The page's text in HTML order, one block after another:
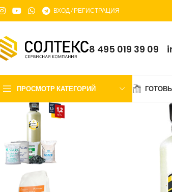
ВХОД / РЕГИСТРАЦИЯ
8 495 019 39 09
ПРОСМОТР КАТЕГОРИЙ